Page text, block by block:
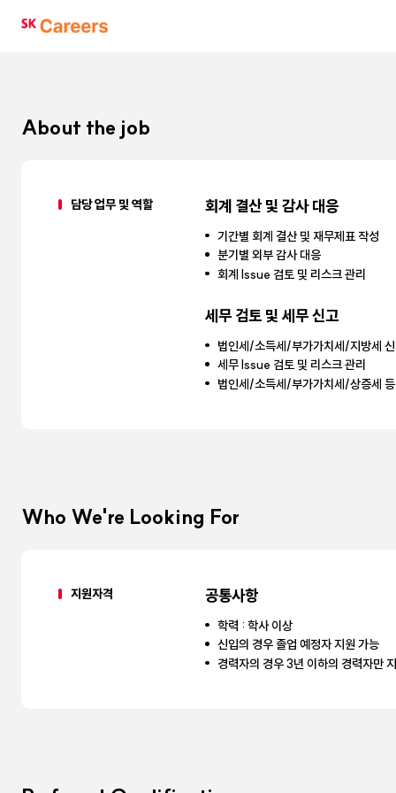
SK
About the job
담당 업무 및 역할 회계 결산 및 감사 대응
기간별 회계 결산 및 재무제표 작성
분기별 외부 감사 대응
회계 Issue 검토 및 리스크 관리
세무 검토 및 세무 신고
법인세/소득세/부가가치세/지방세
세무 Issue 검토 및 리스크 관리
법인세/소득세/부가가치세/상증세
Who We're Looking For
지원자격 공통사항
학력 : 학사 이상
신입의 경우 졸업 예정자 지원 가능
경력자의 경우 3년 이하의 경력자만